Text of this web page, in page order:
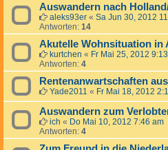
Auswandern nach
aleks93er « Sa Jun 30, 2012
Antworten: 14
Akutelle Wohnsituation in
kurtchen « Fr Mai 25, 2012
Antworten: 4
Rentenanwartschaften
Yade2011 « Fr Mai 18, 2012
Auswandern zum
ich « Do Mai 10, 2012 7:46 am
Antworten: 4